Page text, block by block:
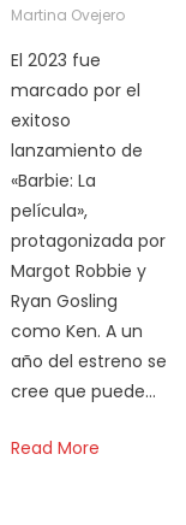
Martina Ovejero
El 2023 fue
marcado por el
exitoso
lanzamiento de
«Barbie: La
película»,
protagonizada por
Margot Robbie y
Ryan Gosling
como Ken. A un
año del estreno se
cree que puede…
Read More